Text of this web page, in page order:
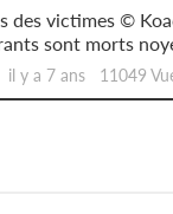
des victimes ©
sont morts
il y a 7 ans 11049